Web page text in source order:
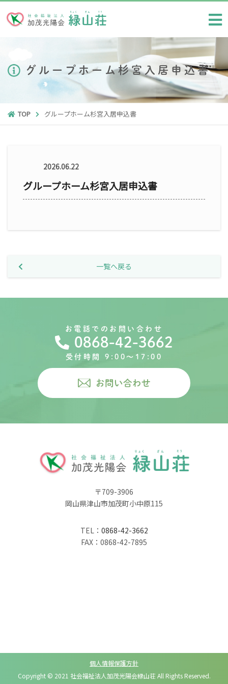
グループホーム杉宮入居申込書
TOP グループホーム杉宮入居申込書
2026.06.22
グループホーム杉宮入居申込書
一覧へ戻る
お電話でのお問い合わせ
0868-42-3662
受付時間 9:00〜17:00
お問い合わせ
〒709-3906
岡山県津山市加茂町小中原115
TEL： 0868-42-3662
FAX：0868-42-7895
個人情報保護方針
Copyright © 2021 社会福祉法人加茂光陽会緑山荘 All Rights Reserved.